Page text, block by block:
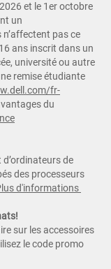
et le 1er octobre
un
pas ce
ans inscrit dans un
université ou autre
remise étudiante
fr-
du
d’ordinateurs de
des processeurs
d'informations
sur les accessoires
le code promo